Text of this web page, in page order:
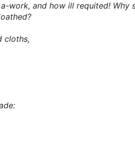
work, and how ill requited! Why
cloths,